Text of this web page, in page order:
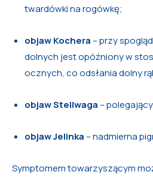
twardówki na rogówkę;
objaw Kochera – przy
dolnych jest opóźniony w
ocznych, co odsłania dolny
objaw Stellwaga –
objaw Jelinka – nadmierna
Symptomem towarzyszącym